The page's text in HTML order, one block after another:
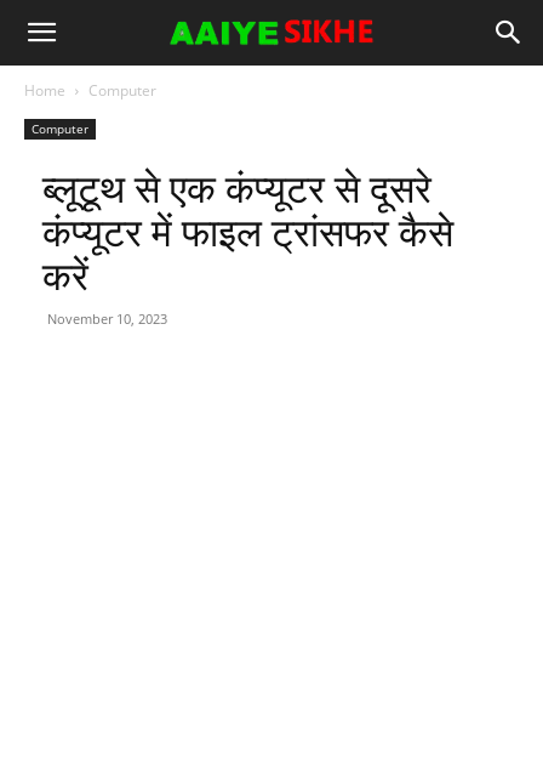
Home Computer
Computer
ब्लूटूथ से एक कंप्यूटर से दूसरे
कंप्यूटर में फाइल ट्रांसफर कैसे
करें
November 10, 2023